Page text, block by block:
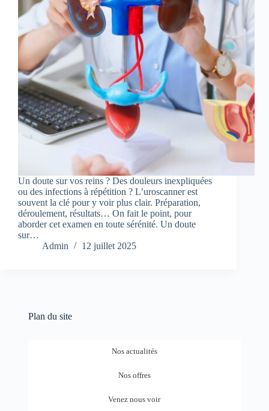
Un doute sur vos reins ? Des douleurs inexpliquées
ou des infections à répétition ? L’uroscanner est
souvent la clé pour y voir plus clair. Préparation,
déroulement, résultats… On fait le point, pour
aborder cet examen en toute sérénité. Un doute
sur…
Admin
12 juillet 2025
Plan du site
Nos actualités
Nos offres
Venez nous voir